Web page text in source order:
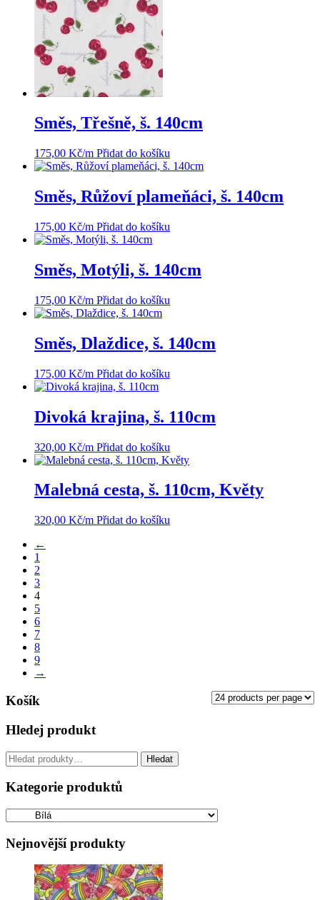
Směs, Třešně, š. 140cm
175,00 Kč/m Přidat do košíku
Směs, Růžoví plameňáci, š. 140cm
175,00 Kč/m Přidat do košíku
Směs, Motýli, š. 140cm
175,00 Kč/m Přidat do košíku
Směs, Dlaždice, š. 140cm
175,00 Kč/m Přidat do košíku
Divoká krajina, š. 110cm
320,00 Kč/m Přidat do košíku
Malebná cesta, š. 110cm, Květy
320,00 Kč/m Přidat do košíku
←
1
2
3
4
5
6
7
8
9
→
Košík
Hledej produkt
Hledat: Hledat
Kategorie produktů
Nejnovější produkty